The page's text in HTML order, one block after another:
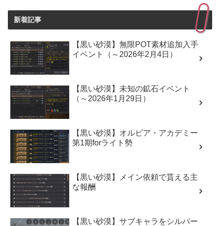
新着記事
【黒い砂漠】無限POT素材追加入手
イベント（～2026年2月4日）
【黒い砂漠】未知の鉱石イベント
（～2026年1月29日）
【黒い砂漠】オルビア・アカデミー
第1期forライト勢
【黒い砂漠】メイン依頼で貰える主
な報酬
【黒い砂漠】サブキャラをシルバー